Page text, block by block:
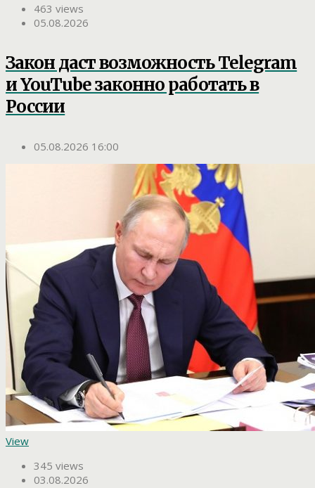
463 views
05.08.2026
Закон даст возможность Telegram
и YouTube законно работать в
России
05.08.2026 16:00
View
345 views
03.08.2026